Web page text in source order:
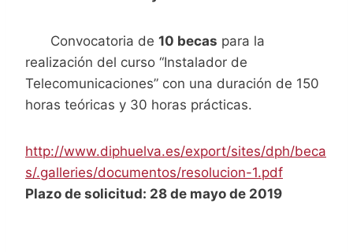
Convocatoria de 10 becas para la
realización del curso “Instalador de
Telecomunicaciones” con una duración de 150
horas teóricas y 30 horas prácticas.
http://www.diphuelva.es/export/sites/dph/beca
s/.galleries/documentos/resolucion-1.pdf
Plazo de solicitud: 28 de mayo de 2019